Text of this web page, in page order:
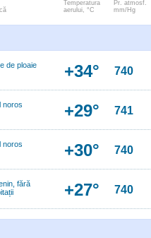
Temperatura
aerului, °C
Pr. atmosf.
mm/Hg
de ploaie +34° 740
noros +29° 741
noros +30° 740
fără
+27° 740